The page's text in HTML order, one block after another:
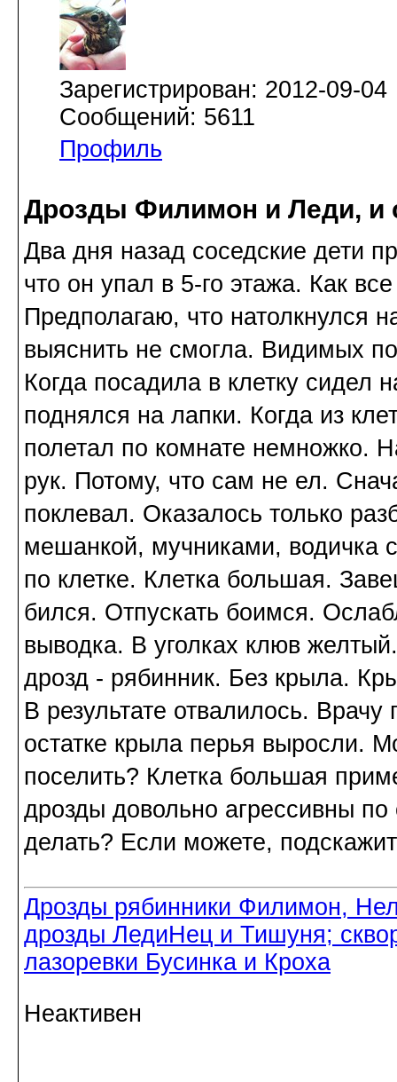
Зарегистрирован: 2012-09-04
Сообщений: 5611
Профиль
Дрозды Филимон и Леди, и
Два дня назад соседские дети
что он упал в 5-го этажа. Как
Предполагаю, что натолкнулся
выяснить не смогла. Видимых
Когда посадила в клетку
поднялся на лапки. Когда из
полетал по комнате немножко.
рук. Потому, что сам не ел.
поклевал. Оказалось только
мешанкой, мучниками, водичка
по клетке. Клетка большая.
бился. Отпускать боимся.
выводка. В уголках клюв
дрозд - рябинник. Без крыла.
В результате отвалилось.
остатке крыла перья выросли.
поселить? Клетка большая
дрозды довольно агрессивны
делать? Если можете,
Дрозды рябинники Филимон,
дрозды ЛедиНец и Тишуня;
лазоревки Бусинка и Кроха
Неактивен